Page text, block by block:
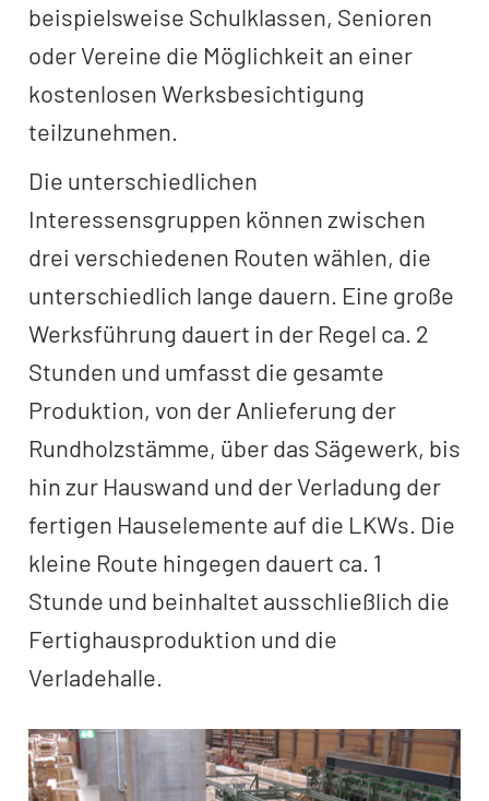
beispielsweise Schulklassen, Senioren
oder Vereine die Möglichkeit an einer
kostenlosen Werksbesichtigung
teilzunehmen.
Die unterschiedlichen
Interessensgruppen können zwischen
drei verschiedenen Routen wählen, die
unterschiedlich lange dauern. Eine große
Werksführung dauert in der Regel ca. 2
Stunden und umfasst die gesamte
Produktion, von der Anlieferung der
Rundholzstämme, über das Sägewerk, bis
hin zur Hauswand und der Verladung der
fertigen Hauselemente auf die LKWs. Die
kleine Route hingegen dauert ca. 1
Stunde und beinhaltet ausschließlich die
Fertighausproduktion und die
Verladehalle.